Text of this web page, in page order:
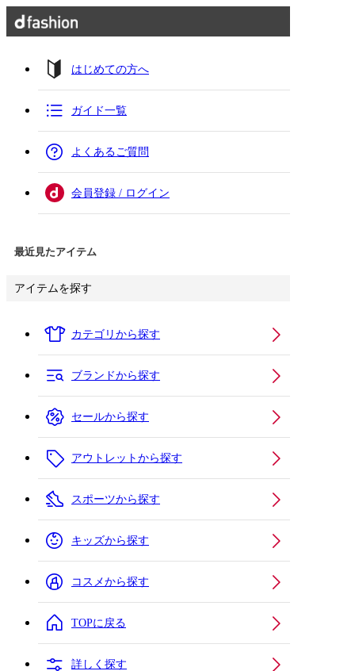
はじめての方へ
ガイド一覧
よくあるご質問
会員登録 / ログイン
最近見たアイテム
アイテムを探す
カテゴリから探す
ブランドから探す
セールから探す
アウトレットから探す
スポーツから探す
キッズから探す
コスメから探す
TOPに戻る
詳しく探す